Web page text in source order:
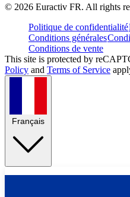
© 2026 Euractiv FR. All rights
Politique de confidentialité
Conditions générales
Conditions de vente
This site is protected by
Policy and Terms of Service
Français